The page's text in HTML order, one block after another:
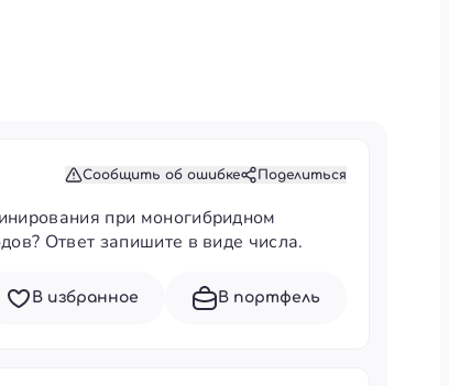
Сообщить об ошибке Поделиться
при моногибридном
Ответ запишите в виде числа.
В избранное В портфель